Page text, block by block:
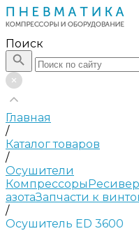
Поиск
Главная
/
Каталог товаров
/
Осушители
Компрессоры
азотаЗапчасти к
/
Осушитель ED 3600